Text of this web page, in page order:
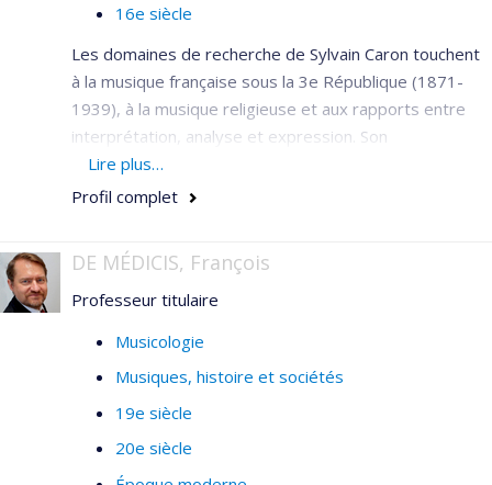
16e siècle
Les domaines de recherche de Sylvain Caron touchent
à la musique française sous la 3e République (1871-
1939), à la musique religieuse et aux rapports entre
interprétation, analyse et expression. Son
enseignement se partage entre l'harmonie, le
contrepoint, la fugue, la mélodie française, les relations
comparative entre musique et beaux-arts.
Lire plus…
Profil complet
DE MÉDICIS, François
Professeur titulaire
Musicologie
Musiques, histoire et sociétés
19e siècle
20e siècle